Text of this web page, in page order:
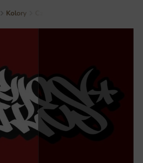
Kolory Fototapeta